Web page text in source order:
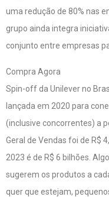
uma redução de 80% nas
grupo ainda integra
conjunto entre empresas
Compra Agora
Spin-off da Unilever no
lançada em 2020 para
(inclusive concorrentes) a
Geral de Vendas foi de R$
2023 é de R$ 6 bilhões.
sugerem os produtos a
quer que estejam,